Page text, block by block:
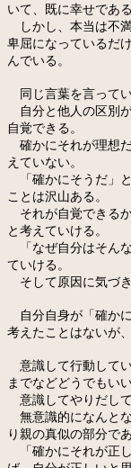
いて、既に幸せである
しかし、本当は不
卑屈になっているだ
んでいる。
同じ言葉を言って
自分と他人の区別
自覚できる。
確かにそれが理想
えていない。
「確かにそうだ」
ことは沢山ある。
それが自覚できる
と考えていける。
「なぜ自分はそん
ていける。
そして原因に気づ
自分自身が「確か
考えたことはないが
意識して行動して
までなどどうでもい
意識してやりだし
無意識的になんと
り親の真似の部分であ
「確かにそれが正